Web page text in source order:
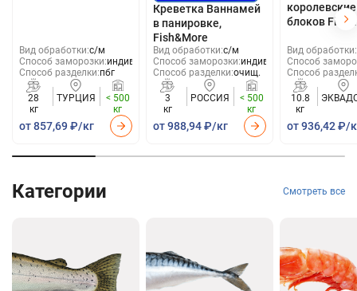
Вид обработки:с/м
Способ заморозки:индивид
Способ разделки:пбг
28
кг
ТУРЦИЯ
< 500
кг
от 857,69 ₽/кг
Креветка Ваннамей
в панировке,
Fish&More
Вид обработки:с/м
Способ заморозки:индивид
Способ разделки:очищ.
3
кг
РОССИЯ
< 500
кг
от 988,94 ₽/кг
блоков
Вид обработки:
Способ
Способ
10.8
кг
от 936,42 ₽/
Категории Смотреть все